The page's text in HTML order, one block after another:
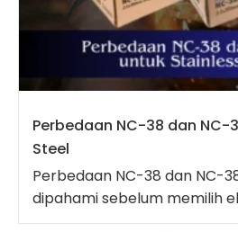
Perbedaan NC-38 dan NC-
Steel
Perbedaan NC-38 dan NC-
dipahami sebelum memilih